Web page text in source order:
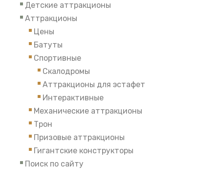
Детские аттракционы
Аттракционы
Цены
Батуты
Спортивные
Скалодромы
Аттракционы для эстафет
Интерактивные
Механические аттракционы
Трон
Призовые аттракционы
Гигантские конструкторы
Поиск по сайту